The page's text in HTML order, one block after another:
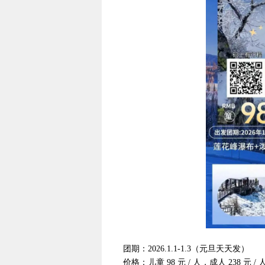
团期：2026.1.1-1.3（元旦天天发）
价格：儿童 98 元 / 人，成人 238 元 /